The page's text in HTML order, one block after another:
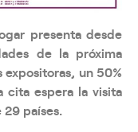
presenta desde
de la próxima
un 50%
cita espera la visita
países.